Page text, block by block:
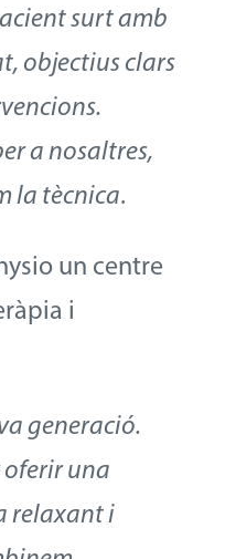
surt amb
objectius clars
a nosaltres,
la tècnica.
un centre
i
generació.
oferir una
relaxant i